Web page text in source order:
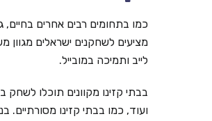
כמו בתחומים רבים אחרים בחיים,
מציעים לשחקנים ישראלים מגוון
לייב ותמיכה במובייל.
בבתי קזינו מקוונים תוכלו
ועוד, כמו בבתי קזינו מסורתיים.